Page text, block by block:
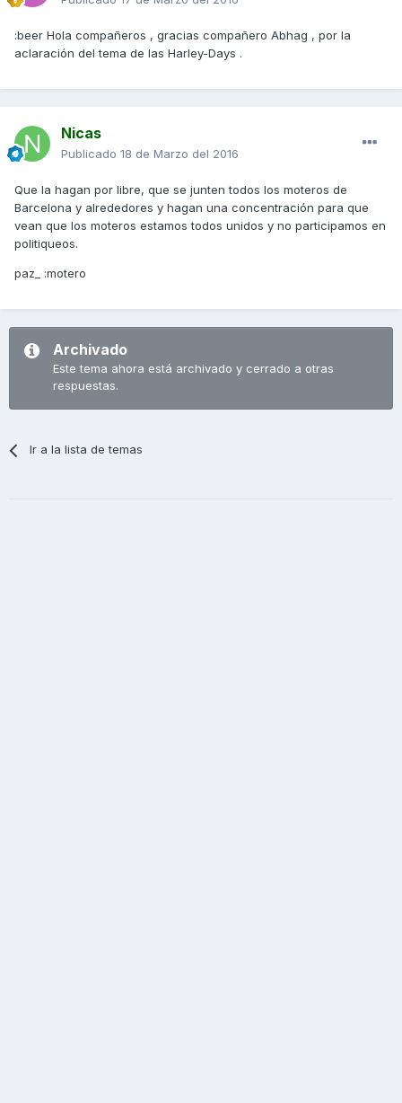
:beer Hola compañeros , gracias compañero Abhag , por la
aclaración del tema de las Harley-Days .
Nicas
Publicado 18 de Marzo del 2016
Que la hagan por libre, que se junten todos los moteros de
Barcelona y alrededores y hagan una concentración para que
vean que los moteros estamos todos unidos y no participamos en
politiqueos.
paz_ :motero
Archivado
Este tema ahora está archivado y cerrado a otras
respuestas.
Ir a la lista de temas